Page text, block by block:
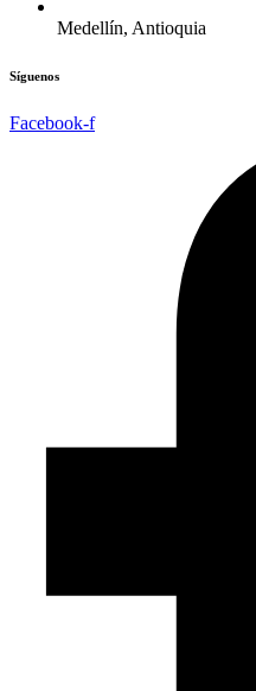
Medellín, Antioquia
Síguenos
Facebook-f